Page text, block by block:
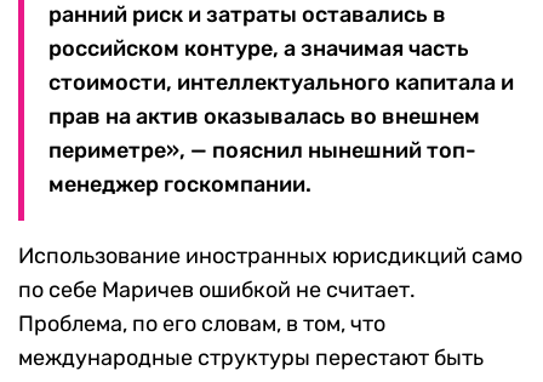
ранний риск и затраты оставались в
российском контуре, а значимая часть
стоимости, интеллектуального капитала и
прав на актив оказывалась во внешнем
периметре», — пояснил нынешний топ-
менеджер госкомпании.
Использование иностранных юрисдикций само
по себе Маричев ошибкой не считает.
Проблема, по его словам, в том, что
международные структуры перестают быть